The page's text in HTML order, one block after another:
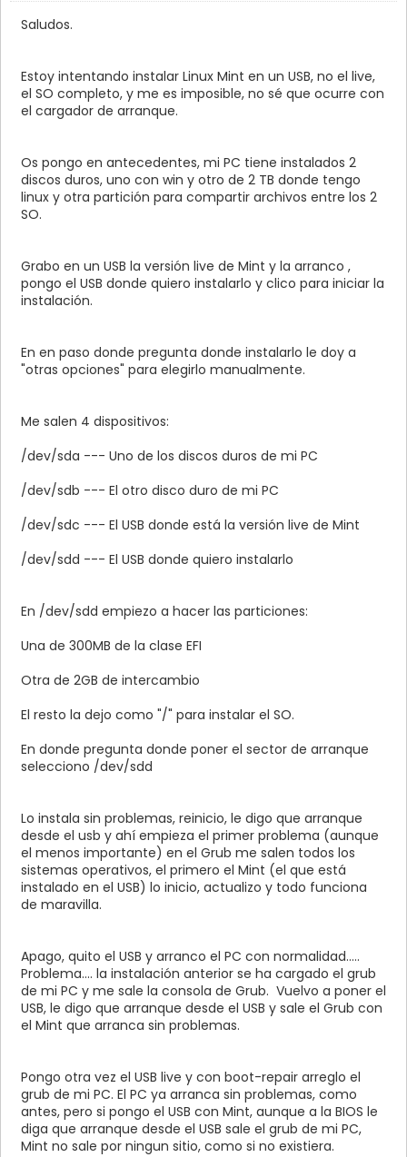
Saludos.
Estoy intentando instalar Linux Mint en un USB, no el live,
el SO completo, y me es imposible, no sé que ocurre con
el cargador de arranque.
Os pongo en antecedentes, mi PC tiene instalados 2
discos duros, uno con win y otro de 2 TB donde tengo
linux y otra partición para compartir archivos entre los 2
SO.
Grabo en un USB la versión live de Mint y la arranco ,
pongo el USB donde quiero instalarlo y clico para iniciar la
instalación.
En en paso donde pregunta donde instalarlo le doy a
"otras opciones" para elegirlo manualmente.
Me salen 4 dispositivos:
/dev/sda --- Uno de los discos duros de mi PC
/dev/sdb --- El otro disco duro de mi PC
/dev/sdc --- El USB donde está la versión live de Mint
/dev/sdd --- El USB donde quiero instalarlo
En /dev/sdd empiezo a hacer las particiones:
Una de 300MB de la clase EFI
Otra de 2GB de intercambio
El resto la dejo como "/" para instalar el SO.
En donde pregunta donde poner el sector de arranque
selecciono /dev/sdd
Lo instala sin problemas, reinicio, le digo que arranque
desde el usb y ahí empieza el primer problema (aunque
el menos importante) en el Grub me salen todos los
sistemas operativos, el primero el Mint (el que está
instalado en el USB) lo inicio, actualizo y todo funciona
de maravilla.
Apago, quito el USB y arranco el PC con normalidad.....
Problema.... la instalación anterior se ha cargado el grub
de mi PC y me sale la consola de Grub. Vuelvo a poner el
USB, le digo que arranque desde el USB y sale el Grub con
el Mint que arranca sin problemas.
Pongo otra vez el USB live y con boot-repair arreglo el
grub de mi PC. El PC ya arranca sin problemas, como
antes, pero si pongo el USB con Mint, aunque a la BIOS le
diga que arranque desde el USB sale el grub de mi PC,
Mint no sale por ningun sitio, como si no existiera.